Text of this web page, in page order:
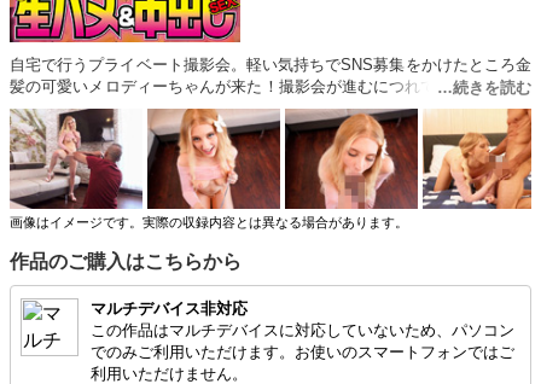
自宅で行うプライベート撮影会。軽い気持ちでSNS募集をかけたところ金
髪の可愛いメロディーちゃんが来た！撮影会が進むにつれてエッチなポー
ズを要求するとどんどんエロくなる！気付いたらズボン下ろしてジュッポ
リフェラからのおマンコ魅せつけ！我慢出来ずに生ハメ＆ジュルっと中出
し！これぞアメリカンハメ撮り撮影会！
画像はイメージです。実際の収録内容とは異なる場合があります。
作品のご購入はこちらから
マルチデバイス非対応
この作品はマルチデバイスに対応していないため、パソコン
でのみご利用いただけます。お使いのスマートフォンではご
利用いただけません。